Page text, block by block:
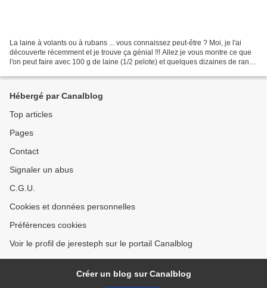
La laine à volants ou à rubans ... vous connaissez peut-être ? Moi, je l'ai
découverte récemment et je trouve ça génial !!! Allez je vous montre ce que
l'on peut faire avec 100 g de laine (1/2 pelote) et quelques dizaines de rangs
Hébergé par Canalblog
Top articles
Pages
Contact
Signaler un abus
C.G.U.
Cookies et données personnelles
Préférences cookies
Voir le profil de jeresteph sur le portail Canalblog
Créer un blog sur Canalblog